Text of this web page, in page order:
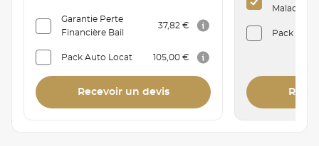
Garantie Perte
Financière Bail
37,82 €
Pack Auto Locat 105,00 €
Recevoir un devis
Maladie
Pack Auto